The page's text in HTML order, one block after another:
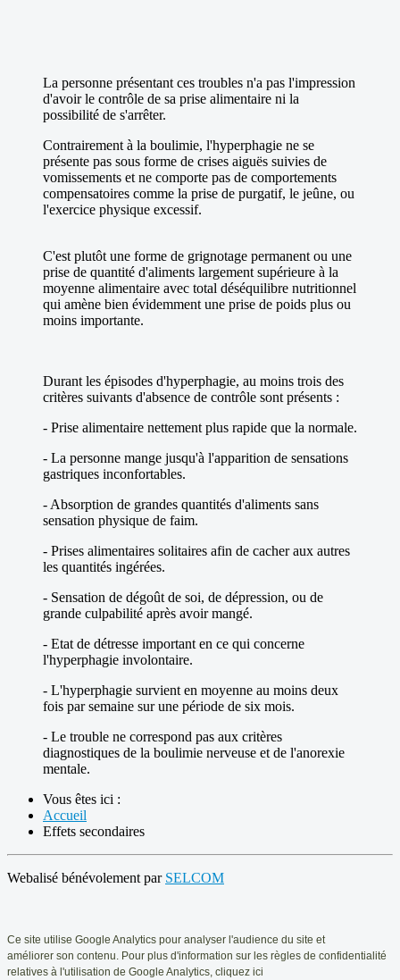
La personne présentant ces troubles n'a pas l'impression
d'avoir le contrôle de sa prise alimentaire ni la
possibilité de s'arrêter.
Contrairement à la boulimie, l'hyperphagie ne se
présente pas sous forme de crises aiguës suivies de
vomissements et ne comporte pas de comportements
compensatoires comme la prise de purgatif, le jeûne, ou
l'exercice physique excessif.
C'est plutôt une forme de grignotage permanent ou une
prise de quantité d'aliments largement supérieure à la
moyenne alimentaire avec total déséquilibre nutritionnel
qui amène bien évidemment une prise de poids plus ou
moins importante.
Durant les épisodes d'hyperphagie, au moins trois des
critères suivants d'absence de contrôle sont présents :
- Prise alimentaire nettement plus rapide que la normale.
- La personne mange jusqu'à l'apparition de sensations
gastriques inconfortables.
- Absorption de grandes quantités d'aliments sans
sensation physique de faim.
- Prises alimentaires solitaires afin de cacher aux autres
les quantités ingérées.
- Sensation de dégoût de soi, de dépression, ou de
grande culpabilité après avoir mangé.
- Etat de détresse important en ce qui concerne
l'hyperphagie involontaire.
- L'hyperphagie survient en moyenne au moins deux
fois par semaine sur une période de six mois.
- Le trouble ne correspond pas aux critères
diagnostiques de la boulimie nerveuse et de l'anorexie
mentale.
Vous êtes ici :
Accueil
Effets secondaires
Webalisé bénévolement par SELCOM
Ce site utilise Google Analytics pour analyser l'audience du site et
améliorer son contenu. Pour plus d'information sur les règles de confidentialité
relatives à l'utilisation de Google Analytics, cliquez ici